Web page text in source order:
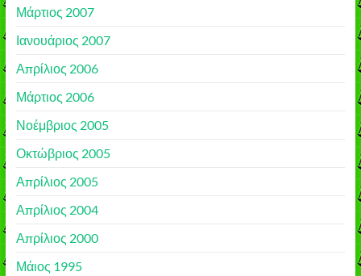
Μάρτιος 2007
Ιανουάριος 2007
Απρίλιος 2006
Μάρτιος 2006
Νοέμβριος 2005
Οκτώβριος 2005
Απρίλιος 2005
Απρίλιος 2004
Απρίλιος 2000
Μάιος 1995